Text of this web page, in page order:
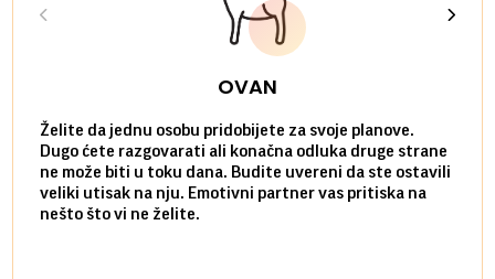
OVAN
Želite da jednu osobu pridobijete za svoje planove.
Dugo ćete razgovarati ali konačna odluka druge strane
ne može biti u toku dana. Budite uvereni da ste ostavili
veliki utisak na nju. Emotivni partner vas pritiska na
nešto što vi ne želite.